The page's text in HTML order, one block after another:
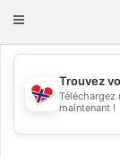
Toggle
💖
Trouvez
Téléchargez
maintenant !